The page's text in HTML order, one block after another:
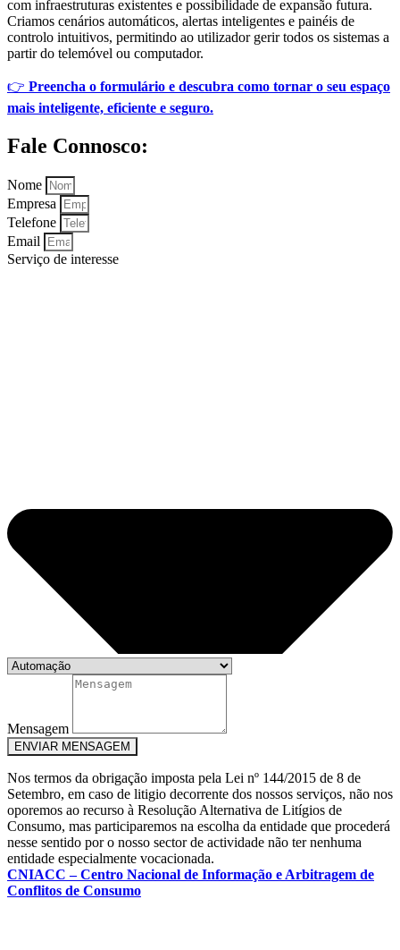
com infraestruturas existentes e possibilidade de expansão futura.
Criamos cenários automáticos, alertas inteligentes e painéis de
controlo intuitivos, permitindo ao utilizador gerir todos os sistemas a
partir do telemóvel ou computador.
👉 Preencha o formulário e descubra como tornar o seu espaço
mais inteligente, eficiente e seguro.
Fale Connosco:
Nome
Empresa
Telefone
Email
Serviço de interesse
Mensagem
ENVIAR MENSAGEM
Nos termos da obrigação imposta pela Lei nº 144/2015 de 8 de
Setembro, em caso de litigio decorrente dos nossos serviços, não nos
oporemos ao recurso à Resolução Alternativa de Litígios de
Consumo, mas participaremos na escolha da entidade que procederá
nesse sentido por o nosso sector de actividade não ter nenhuma
entidade especialmente vocacionada.
CNIACC – Centro Nacional de Informação e Arbitragem de
Conflitos de Consumo